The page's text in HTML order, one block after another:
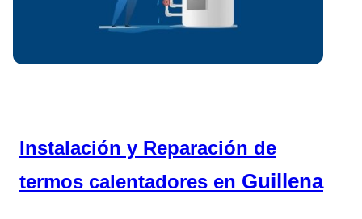
Instalación y Reparación de
termos calentadores en Guillena